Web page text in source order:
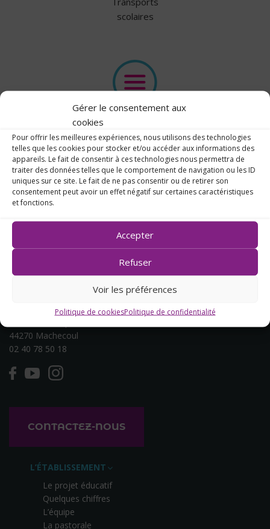
Gérer le consentement aux
cookies
Pour offrir les meilleures expériences, nous utilisons des technologies
telles que les cookies pour stocker et/ou accéder aux informations des
appareils. Le fait de consentir à ces technologies nous permettra de
traiter des données telles que le comportement de navigation ou les ID
uniques sur ce site. Le fait de ne pas consentir ou de retirer son
consentement peut avoir un effet négatif sur certaines caractéristiques
et fonctions.
Accepter
Refuser
Voir les préférences
Politique de cookiesPolitique de confidentialité
scolaires
Contact
44270 Machecoul
02 40 78 50 18
CONTACTEZ-NOUS
L’ÉTABLISSEMENT
Le projet éducatif
Quelques chiffres
L’équipe
La pastorale